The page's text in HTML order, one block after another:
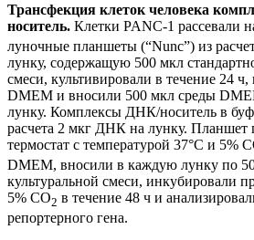
Трансфекция клеток человека
носитель. Клетки PANC-1 рассевали
луночные планшеты (“Nunc”) из
лунку, содержащую 500 мкл
смеси, культивировали в течение 24
DMEM и вносили 500 мкл среды
лунку. Комплексы ДНК/носитель в
расчета 2 мкг ДНК на лунку. Планшет
термостат с температурой 37°С и 5%
DMEM, вносили в каждую лунку по
культуральной смеси, инкубировали
5% СО2 в течение 48 ч и
репортерного гена.